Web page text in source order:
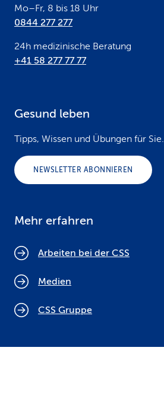
Mo–Fr, 8 bis 18 Uhr
0844 277 277
24h medizinische Beratung
+41 58 277 77 77
Gesund leben
Tipps, Wissen und Übungen für Sie.
NEWSLETTER ABONNIEREN
Mehr erfahren
Arbeiten bei der CSS
Medien
CSS Gruppe